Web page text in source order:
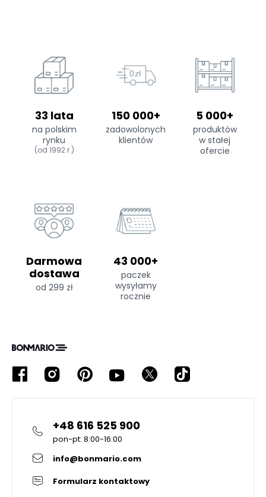
33 lata
na polskim
rynku
(od 1992 r.)
150 000+
zadowolonych
klientów
5 000+
produktów
w stałej
ofercie
Darmowa
dostawa
od 299 zł
43 000+
paczek
wysyłamy
rocznie
+48 616 525 900
pon-pt: 8:00-16:00
info@bonmario.com
Formularz kontaktowy